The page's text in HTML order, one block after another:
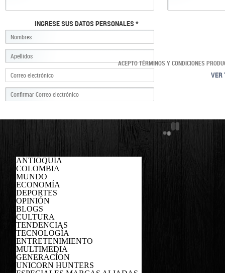
INGRESE SUS DATOS PERSONALES *
ACEPTO TÉRMINOS Y CONDICIONES
VER
ANTIOQUIA
COLOMBIA
MUNDO
ECONOMÍA
DEPORTES
OPINIÓN
BLOGS
CULTURA
TENDENCIAS
TECNOLOGÍA
ENTRETENIMIENTO
MULTIMEDIA
GENERACÍON
UNICORN HUNTERS